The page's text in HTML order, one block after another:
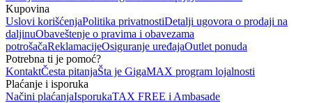
Kupovina
Uslovi korišćenjaPolitika privatnostiDetalji ugovora o prodaji na
daljinuObaveštenje o pravima i obavezama
potrošačaReklamacijeOsiguranje uređajaOutlet ponuda
Potrebna ti je pomoć?
KontaktČesta pitanjaŠta je GigaMAX program lojalnosti
Plaćanje i isporuka
Načini plaćanjaIsporukaTAX FREE i Ambasade